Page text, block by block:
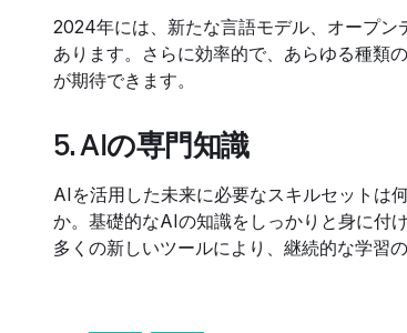
2024年には、新たな言語モデル、オープ
あります。さらに効率的で、あらゆる種類
が期待できます。
5. AIの専門知識
AIを活用した未来に必要なスキルセットは
か。基礎的なAIの知識をしっかりと身に付
多くの新しいツールにより、継続的な学習